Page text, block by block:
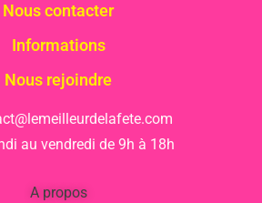
Nous contacter
Informations
Nous rejoindre
au vendredi de 9h à 18h
A propos